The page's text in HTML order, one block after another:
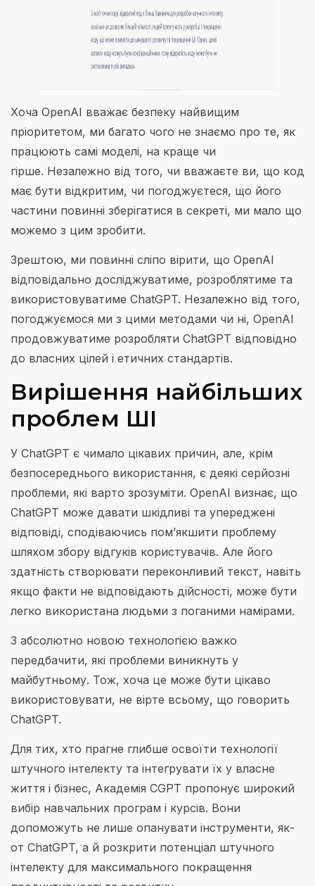
Хоча OpenAI вважає безпеку найвищим
пріоритетом, ми багато чого не знаємо про те, як
працюють самі моделі, на краще чи
гірше. Незалежно від того, чи вважаєте ви, що код
має бути відкритим, чи погоджуєтеся, що його
частини повинні зберігатися в секреті, ми мало що
можемо з цим зробити.
Зрештою, ми повинні сліпо вірити, що OpenAI
відповідально досліджуватиме, розроблятиме та
використовуватиме ChatGPT. Незалежно від того,
погоджуємося ми з цими методами чи ні, OpenAI
продовжуватиме розробляти ChatGPT відповідно
до власних цілей і етичних стандартів.
Вирішення найбільших
проблем ШІ
У ChatGPT є чимало цікавих причин, але, крім
безпосереднього використання, є деякі серйозні
проблеми, які варто зрозуміти. OpenAI визнає, що
ChatGPT може давати шкідливі та упереджені
відповіді, сподіваючись пом’якшити проблему
шляхом збору відгуків користувачів. Але його
здатність створювати переконливий текст, навіть
якщо факти не відповідають дійсності, може бути
легко використана людьми з поганими намірами.
З абсолютно новою технологією важко
передбачити, які проблеми виникнуть у
майбутньому. Тож, хоча це може бути цікаво
використовувати, не вірте всьому, що говорить
ChatGPT.
Для тих, хто прагне глибше освоїти технології
штучного інтелекту та інтегрувати їх у власне
життя і бізнес, Академія CGPT пропонує широкий
вибір навчальних програм і курсів. Вони
допоможуть не лише опанувати інструменти, як-
от ChatGPT, а й розкрити потенціал штучного
інтелекту для максимального покращення